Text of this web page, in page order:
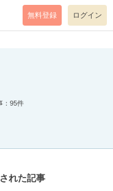
level=notice
無料登録 ログイン
：95件
れた記事